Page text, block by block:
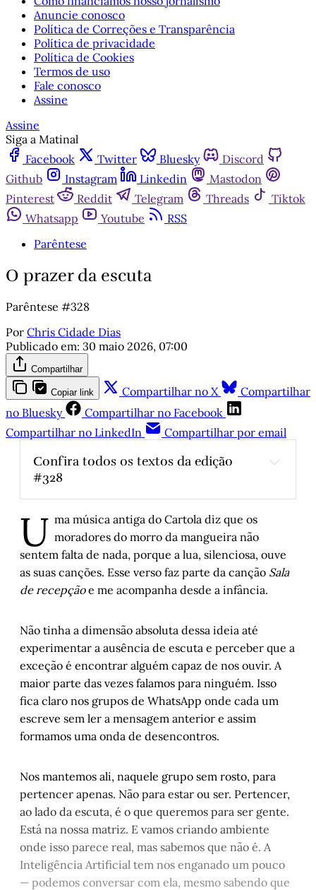
Anuncie conosco
Política de Correções e Transparência
Política de privacidade
Política de Cookies
Termos de uso
Fale conosco
Assine
Assine
Siga a Matinal
Facebook
Twitter Bluesky
Discord
Github
Instagram Linkedin
Mastodon
Pinterest
Reddit Telegram Threads
Tiktok
Whatsapp
Youtube
RSS
Parêntese
O prazer da escuta
Parêntese #328
Por Chris Cidade Dias
Publicado em: 30 maio 2026, 07:00
Compartilhar
Copiar link Compartilhar no X
Compartilhar
no Bluesky
Compartilhar no Facebook
Compartilhar no LinkedIn
Compartilhar por email
Confira todos os textos da edição
#328
A invenção do futebol, por Sergio Faraco
Nenhum futebol é neutro: o dia em que
Maradona venceu a Inglaterra, por Marcelo
Argenta Câmara
A vida cotidiana nas Reduções , por Artur
Barcelos
entre Armênia e Irã - Parte 2
, por Daniel
Scandolara
O rock gaúcho - parte IX
, por Arthur de
Faria
Você demitiria um amigo?, por Rafael L.
Kasper
O prazer da escuta, por Chris Cidade Dias
Entre o mundo e eu - Capítulo VIII , por
Marlon Pires Ramos
Um Noé de muitos nomes, por Luís Augusto
U ma música antiga do Cartola diz que os
moradores do morro da mangueira não
sentem falta de nada, porque a lua, silenciosa, ouve
as suas canções. Esse verso faz parte da canção Sala
de recepçãoe me acompanha desde a infância.
Não tinha a dimensão absoluta dessa ideia até
experimentar a ausência de escuta e perceber que a
exceção é encontrar alguém capaz de nos ouvir. A
maior parte das vezes falamos para ninguém. Isso
fica claro nos grupos de WhatsApp onde cada um
escreve sem ler a mensagem anterior e assim
formamos uma onda de desencontros.
Nos mantemos ali, naquele grupo sem rosto, para
pertencer apenas. Não para estar ou ser. Pertencer,
ao lado da escuta, é o que queremos para ser gente.
Está na nossa matriz. E vamos criando ambiente
onde isso parece real, mas sabemos que não é. A
Inteligência Artificial tem nos enganado um pouco
— podemos conversar com ela, mesmo sabendo que